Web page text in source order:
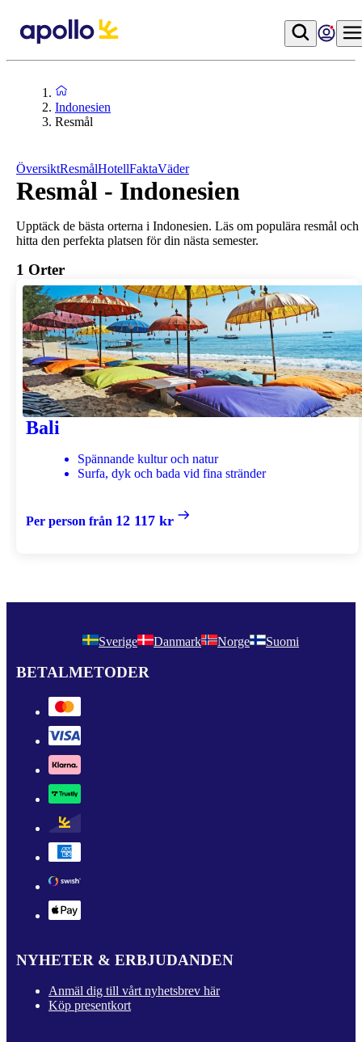
Indonesien
Resmål
ÖversiktResmålHotellFaktaVäder
Resmål - Indonesien
Upptäck de bästa orterna i Indonesien. Läs om populära resmål och
hitta den perfekta platsen för din nästa semester.
1 Orter
Bali
Spännande kultur och natur
Surfa, dyk och bada vid fina stränder
Per person från 12 117 kr
Sverige Danmark Norge Suomi
BETALMETODER
NYHETER & ERBJUDANDEN
Anmäl dig till vårt nyhetsbrev här
Köp presentkort